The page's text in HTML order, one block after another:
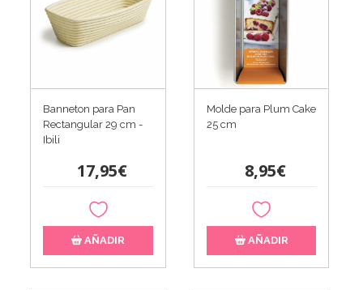
Banneton para Pan
Rectangular 29 cm -
Ibili
17,95€
AÑADIR
Molde para Plum Cake
25 cm
8,95€
AÑADIR